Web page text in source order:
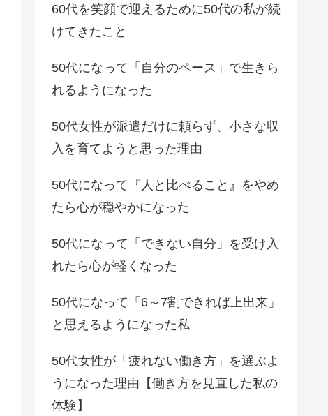
60代を笑顔で迎えるために50代の私が続
けてきたこと
50代になって「自分のペース」で生きら
れるようになった
50代女性が派遣だけに頼らず、小さな収
入を育てようと思った理由
50代になって『人と比べること』をやめ
たら心が穏やかになった
50代になって「できない自分」を受け入
れたら心が軽くなった
50代になって「6～7割できれば上出来」
と思えるようになった私
50代女性が「疲れない働き方」を選ぶよ
うになった理由【働き方を見直した私の
体験】